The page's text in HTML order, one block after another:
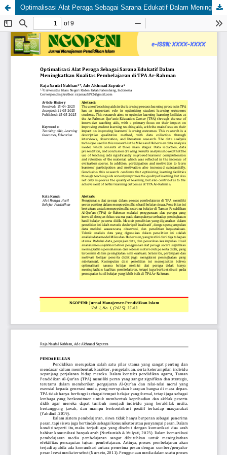
Optimalisasi Alat Peraga Sebagai Sarana Edukatif Dalam Meningkatkan Kualitas Pembelajaran di TPA Ar-Rahman